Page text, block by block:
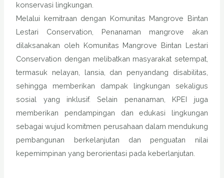
konservasi lingkungan.
Melalui kemitraan dengan Komunitas Mangrove Bintan
Lestari Conservation, Penanaman mangrove akan
dilaksanakan oleh Komunitas Mangrove Bintan Lestari
Conservation dengan melibatkan masyarakat setempat,
termasuk nelayan, lansia, dan penyandang disabilitas,
sehingga memberikan dampak lingkungan sekaligus
sosial yang inklusif. Selain penanaman, KPEI juga
memberikan pendampingan dan edukasi lingkungan
sebagai wujud komitmen perusahaan dalam mendukung
pembangunan berkelanjutan dan penguatan nilai
kepemimpinan yang berorientasi pada keberlanjutan.